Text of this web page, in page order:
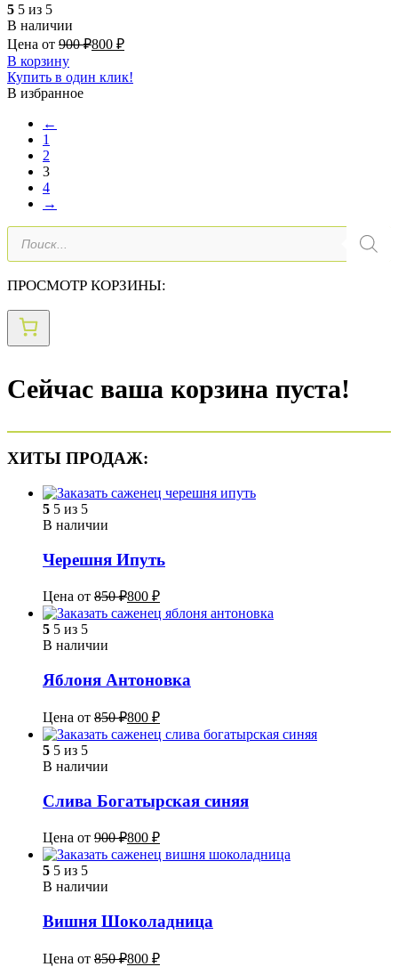
5 5 из 5
В наличии
Цена от 900₽800 ₽
В корзину
Купить в один клик!
В избранное
←
1
2
3
4
→
Поиск
товаров
ПРОСМОТР КОРЗИНЫ:
Сейчас ваша корзина пуста!
ХИТЫ ПРОДАЖ:
5 5 из 5
В наличии
Черешня Ипуть
Цена от 850₽800 ₽
5 5 из 5
В наличии
Яблоня Антоновка
Цена от 850₽800 ₽
5 5 из 5
В наличии
Слива Богатырская синяя
Цена от 900₽800 ₽
5 5 из 5
В наличии
Вишня Шоколадница
Цена от 850₽800 ₽